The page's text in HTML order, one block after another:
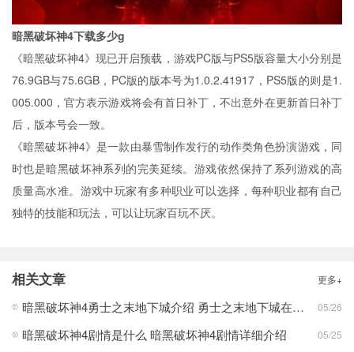
暗黑破坏神4下载多少g
《暗黑破坏神4》现已开启预载，游戏PC版与PS5版容量大小分别是
76.9GB与75.6GB，PC版的版本号为1.0.2.41917，PS5版的则是1.
005.000，官方表示游戏将会有首日补丁，不出意外在更新首日补丁
后，版本号会一致。
《暗黑破坏神4》是一款由暴雪制作发行的动作类角色扮演游戏，同
时也是暗黑破坏神系列的完美延续。游戏依然保持了系列游戏的高
质量高水准。游戏中玩家有多种职业可以选择，每种职业都有自己
独特的技能和玩法，可以让玩家百玩不厌。
相关文章 更多+
暗黑破坏神4勇士之末地下城介绍 勇士之末地下城在哪里 05/26
暗黑破坏神4剧情是什么 暗黑破坏神4剧情详细介绍 05/25